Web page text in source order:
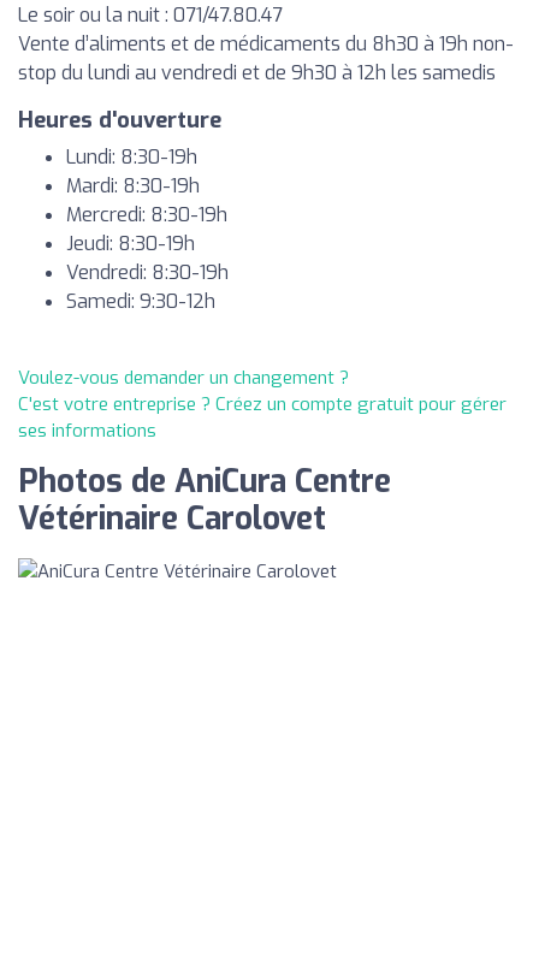
Le soir ou la nuit : 071/47.80.47
Vente d’aliments et de médicaments du 8h30 à 19h non-
stop du lundi au vendredi et de 9h30 à 12h les samedis
Heures d'ouverture
Lundi: 8:30-19h
Mardi: 8:30-19h
Mercredi: 8:30-19h
Jeudi: 8:30-19h
Vendredi: 8:30-19h
Samedi: 9:30-12h
Voulez-vous demander un changement ?
C'est votre entreprise ? Créez un compte gratuit pour gérer
ses informations
Photos de AniCura Centre
Vétérinaire Carolovet